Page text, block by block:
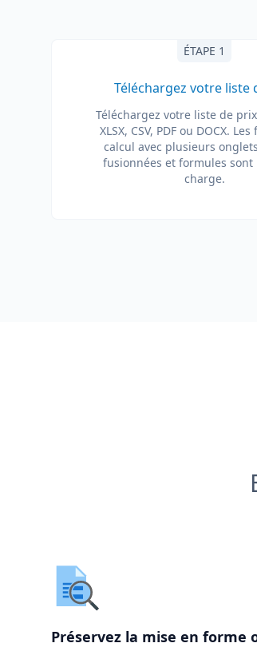
ÉTAPE 1
Téléchargez votre liste
Téléchargez votre liste de
XLSX, CSV, PDF ou DOCX.
calcul avec plusieurs
fusionnées et formules sont
charge.
Préservez la mise en forme